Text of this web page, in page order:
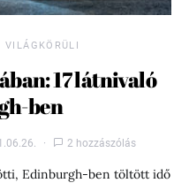
VILÁGKÖRÜLI
17 látnivaló
ben
2 hozzászólás
Edinburgh-ben töltött idő